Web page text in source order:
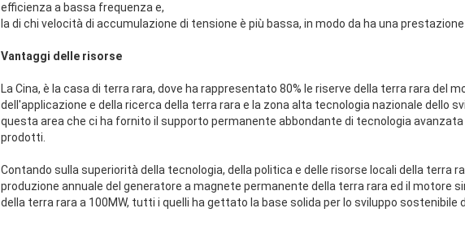
efficienza a bassa frequenza e,
la di chi velocità di accumulazione di tensione è più bassa, in modo da ha una
Vantaggi delle risorse
La Cina, è la casa di terra rara, dove ha rappresentato 80% le riserve della terra rara del
dell'applicazione e della ricerca della terra rara e la zona alta tecnologia nazionale dello
questa area che ci ha fornito il supporto permanente abbondante di tecnologia avanzata
prodotti.
Contando sulla superiorità della tecnologia, della politica e delle risorse locali della terra
produzione annuale del generatore a magnete permanente della terra rara ed il motore
della terra rara a 100MW, tutti i quelli ha gettato la base solida per lo sviluppo sostenibile